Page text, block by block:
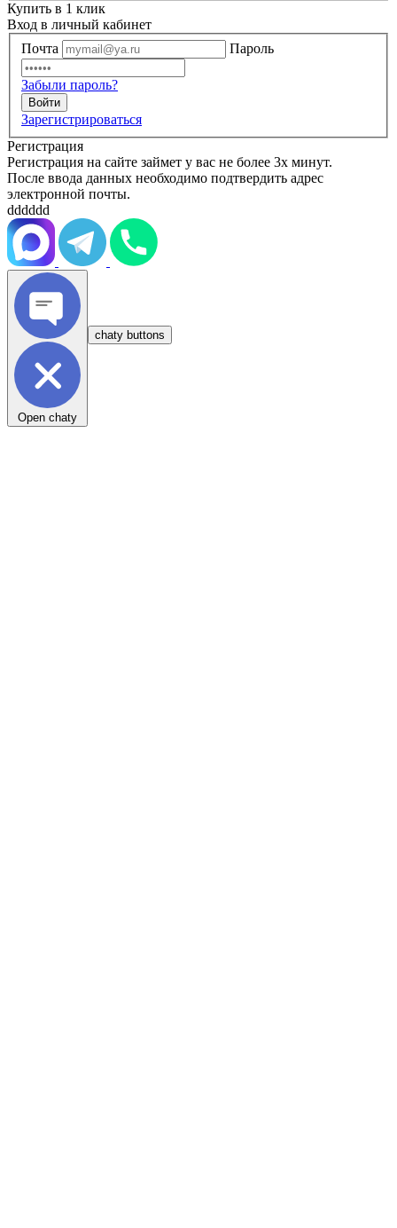
Купить в 1 клик
Вход в личный кабинет
Почта
Пароль
Забыли пароль?
Зарегистрироваться
Регистрация
Регистрация на сайте займет у вас не более 3х минут.
После ввода данных необходимо подтвердить адрес
электронной почты.
dddddd
Open chaty
chaty buttons